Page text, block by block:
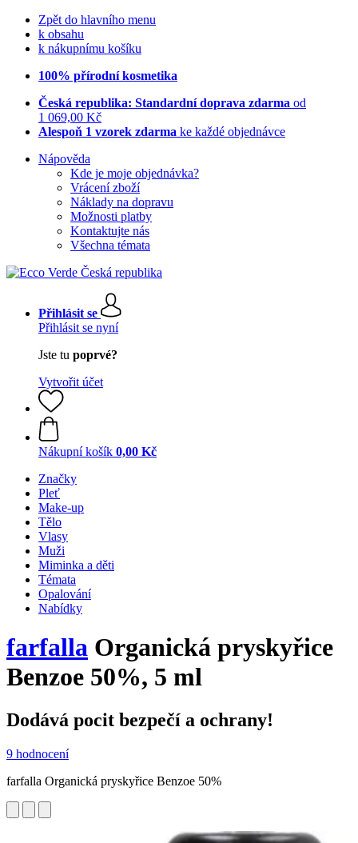
Zpět do hlavního menu
k obsahu
k nákupnímu košíku
100% přírodní kosmetika
Česká republika: Standardní doprava zdarma od
1 069,00 Kč
Alespoň 1 vzorek zdarma ke každé objednávce
Nápověda
Kde je moje objednávka?
Vrácení zboží
Náklady na dopravu
Možnosti platby
Kontaktujte nás
Všechna témata
Přihlásit se
Přihlásit se nyní
Jste tu poprvé?
Vytvořit účet
Nákupní košík 0,00 Kč
Značky
Pleť
Make-up
Tělo
Vlasy
Muži
Miminka a děti
Témata
Opalování
Nabídky
farfalla Organická pryskyřice
Benzoe 50%, 5 ml
Dodává pocit bezpečí a ochrany!
9 hodnocení
farfalla Organická pryskyřice Benzoe 50%